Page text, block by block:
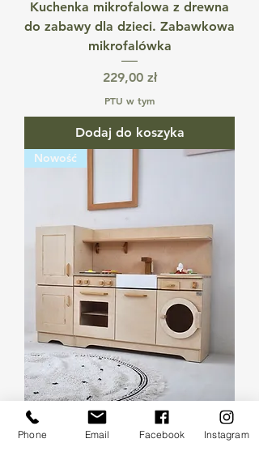
Kuchenka mikrofalowa z drewna
do zabawy dla dzieci. Zabawkowa
mikrofalówka
Cena
229,00 zł
PTU w tym
Dodaj do koszyka
Nowość
Phone Email Facebook Instagram